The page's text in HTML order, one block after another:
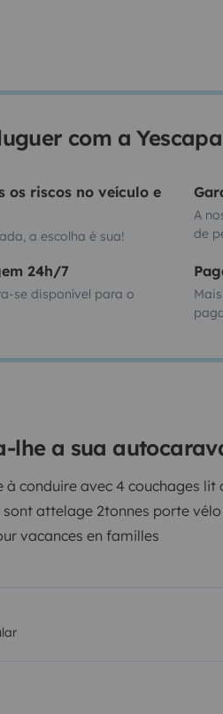
com a Yescapa
os riscos no veículo e
a escolha é sua!
A
de
24h/7
se disponível para o
lhe a sua
conduire avec 4 couchages lit
attelage 2tonnes porte
vacances en familles